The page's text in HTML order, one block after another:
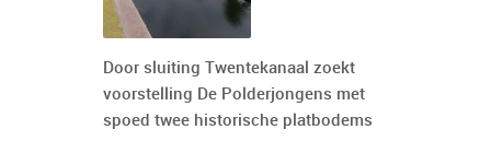
Door sluiting Twentekanaal zoekt
voorstelling De Polderjongens met
spoed twee historische platbodems